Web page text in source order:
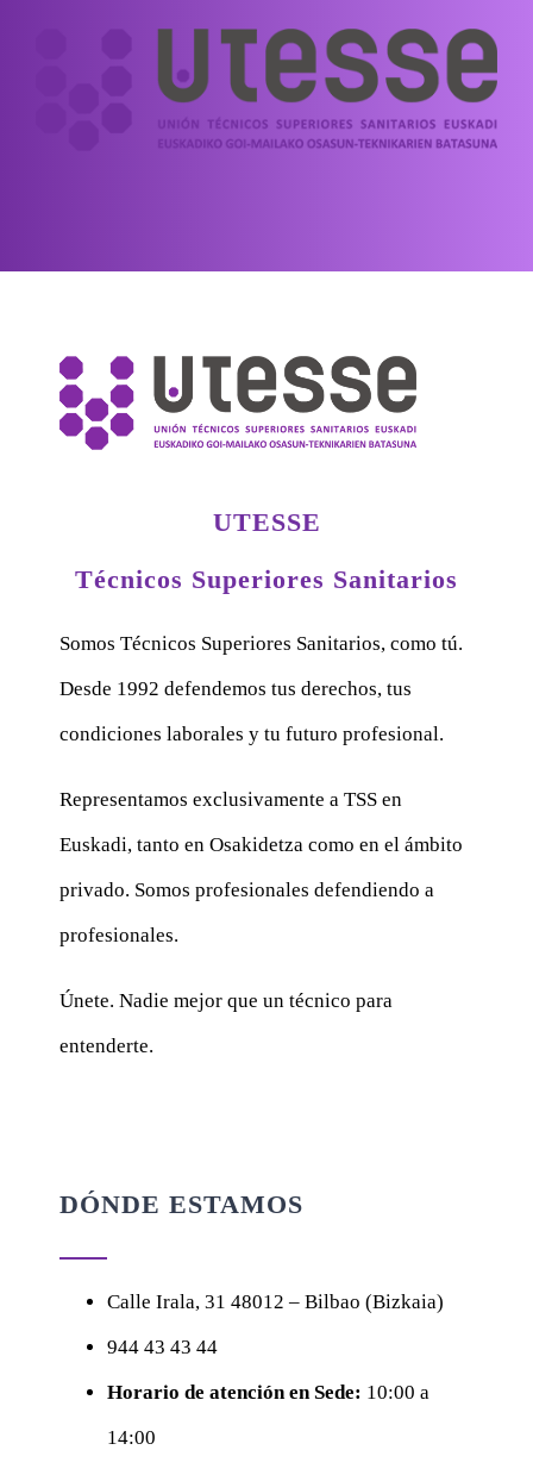
UTESSE
Técnicos Superiores Sanitarios
Somos Técnicos Superiores Sanitarios, como tú.
Desde 1992 defendemos tus derechos, tus
condiciones laborales y tu futuro profesional.
Representamos exclusivamente a TSS en
Euskadi, tanto en Osakidetza como en el ámbito
privado. Somos profesionales defendiendo a
profesionales.
Únete. Nadie mejor que un técnico para
entenderte.
DÓNDE ESTAMOS
Calle Irala, 31 48012 – Bilbao (Bizkaia)
944 43 43 44
Horario de atención en Sede: 10:00 a
14:00